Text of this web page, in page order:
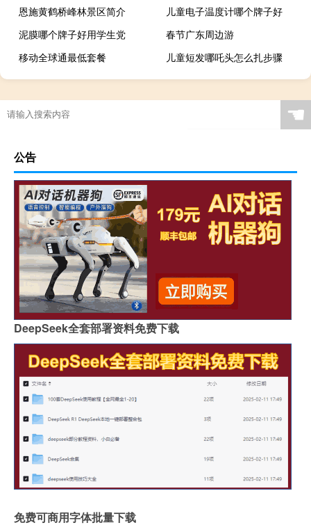
恩施黄鹤桥峰林景区简介
儿童电子温度计哪个牌子好
泥膜哪个牌子好用学生党
春节广东周边游
移动全球通最低套餐
儿童短发哪吒头怎么扎步骤
☚
公告
DeepSeek全套部署资料免费下载
免费可商用字体批量下载